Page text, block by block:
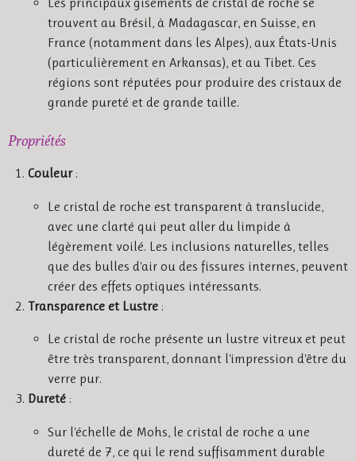
Les principaux gisements de cristal de roche se
trouvent au Brésil, à Madagascar, en Suisse, en
France (notamment dans les Alpes), aux États-Unis
(particulièrement en Arkansas), et au Tibet. Ces
régions sont réputées pour produire des cristaux de
grande pureté et de grande taille.
Propriétés
Couleur:
Le cristal de roche est transparent à translucide,
avec une clarté qui peut aller du limpide à
légèrement voilé. Les inclusions naturelles, telles
que des bulles d'air ou des fissures internes, peuvent
créer des effets optiques intéressants.
Transparence et Lustre :
Le cristal de roche présente un lustre vitreux et peut
être très transparent, donnant l'impression d'être du
verre pur.
Dureté :
Sur l'échelle de Mohs, le cristal de roche a une
dureté de 7, ce qui le rend suffisamment durable